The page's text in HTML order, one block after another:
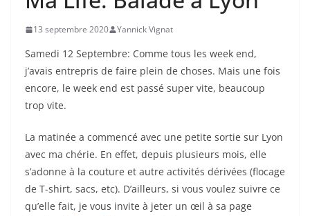
13 septembre 2020 Yannick Vignat
Samedi 12 Septembre: Comme tous les week end,
j’avais entrepris de faire plein de choses. Mais une fois
encore, le week end est passé super vite, beaucoup
trop vite.
La matinée a commencé avec une petite sortie sur Lyon
avec ma chérie. En effet, depuis plusieurs mois, elle
s’adonne à la couture et autre activités dérivées (flocage
de T-shirt, sacs, etc). D’ailleurs, si vous voulez suivre ce
qu’elle fait, je vous invite à jeter un œil à sa page